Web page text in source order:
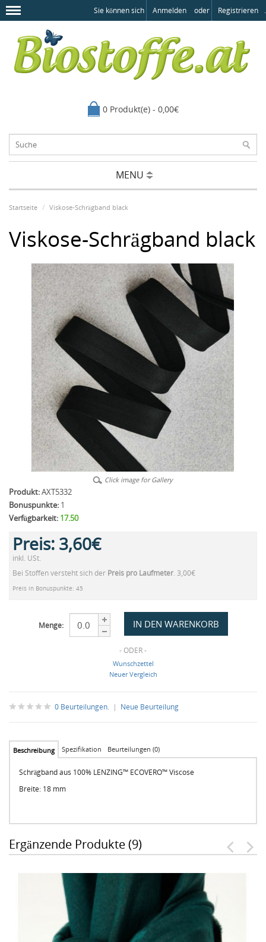
Sie können sich Anmelden oder Registrieren .
0 Produkt(e) - 0,00€
MENU
Startseite Viskose-Schrägband black
Viskose-Schrägband black
Click image for Gallery
Produkt:AXT5332
Bonuspunkte: 1
Verfügbarkeit: 17.50
Preis: 3,60€
inkl. USt.
Bei Stoffen versteht sich der Preis pro Laufmeter. 3,00€
Preis in Bonuspunkte: 45
Menge:
- ODER -
Wunschzettel
Neuer Vergleich
0 Beurteilungen. | Neue Beurteilung
Beschreibung Spezifikation Beurteilungen (0)
Schrägband aus 100% LENZING™ ECOVERO™ Viscose
Breite: 18 mm
Ergänzende Produkte (9)